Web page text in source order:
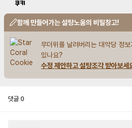
함께 만들어가는 설탕노움의 비밀창고!
무더위를 날려버리는 대악당 정
있나요?
수정 제안하고 설탕조각 받아보세
댓글 0